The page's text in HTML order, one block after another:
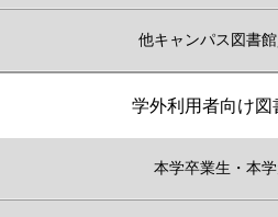
他キャンパス図書
学外利用者向け図
本学卒業生・本